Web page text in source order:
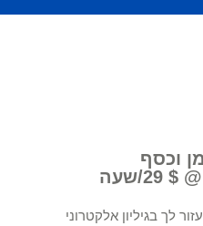
וכסף
שעה
לך בגיליון אלקטרוני